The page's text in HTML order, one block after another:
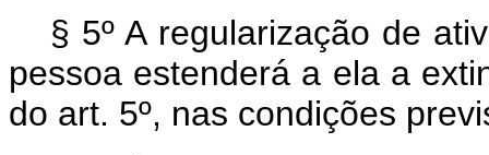
§ 5º A regularização de
pessoa estenderá a ela a
do art. 5º, nas condições